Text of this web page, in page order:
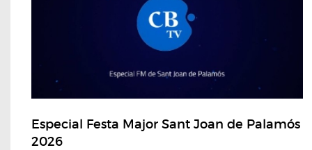
Especial Festa Major Sant Joan de Palamós
2026